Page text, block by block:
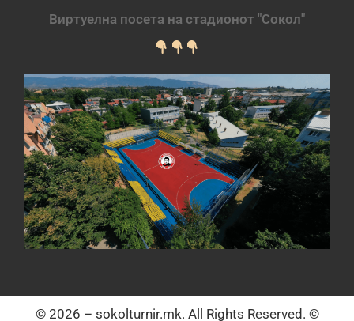
Виртуелна посета на стадионот "Сокол"
© 2026 – sokolturnir.mk. All Rights Reserved. ©